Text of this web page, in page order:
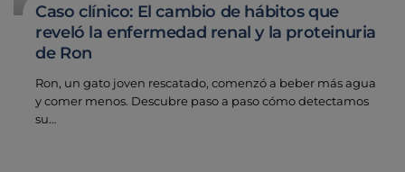
Caso clínico: El cambio de hábitos que
reveló la enfermedad renal y la proteinuria
de Ron
Ron, un gato joven rescatado, comenzó a beber más agua
y comer menos. Descubre paso a paso cómo detectamos
su…